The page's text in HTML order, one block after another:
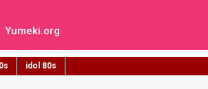
Yumeki.org
idol 80s